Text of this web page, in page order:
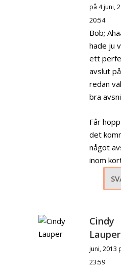
på 4 juni,
20:54
Bob;
hade ju
ett
avslut
redan
bra
Får
det
något
inom
Cindy
Lauper
juni, 2013
23:59